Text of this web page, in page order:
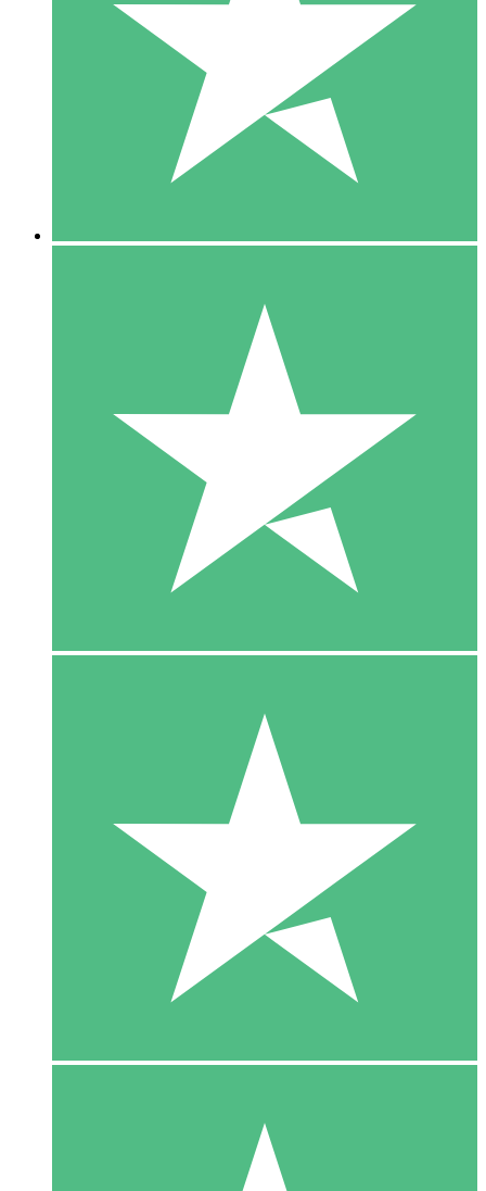
Paga a consumo con crediti di download. Nessun impegno
1 Download
10
US$1500
10 Download
20